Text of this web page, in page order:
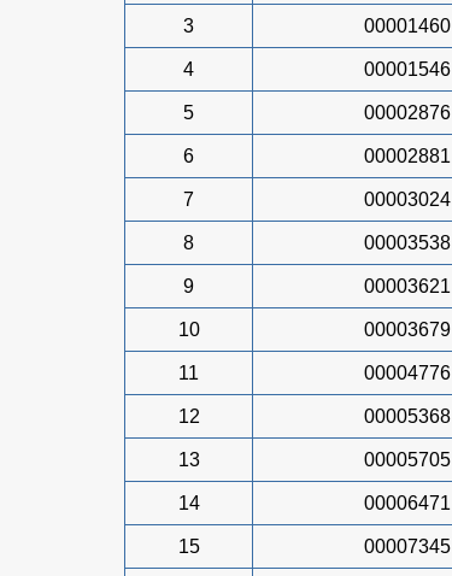
3 00001460
4 00001546
5 00002876
6 00002881
7 00003024
8 00003538
9 00003621
10 00003679
11 00004776
12 00005368
13 00005705
14 00006471
15 00007345